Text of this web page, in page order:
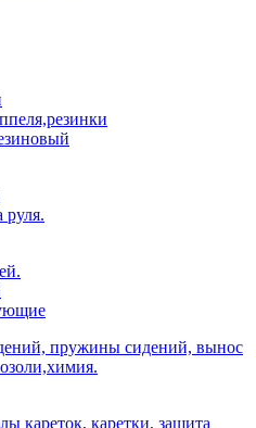
руля.
пружины сидений, вынос
кареток, каретки, защита